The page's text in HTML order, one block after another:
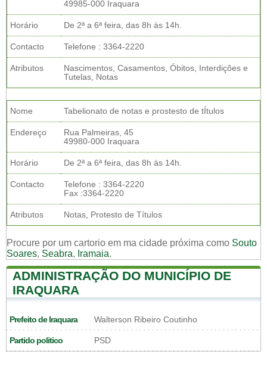
49985-000 Iraquara
Horário De 2ª a 6ª feira, das 8h às 14h.
Contacto Telefone : 3364-2220
Atributos
Nascimentos, Casamentos, Óbitos, Interdições e
Tutelas, Notas
Nome Tabelionato de notas e prostesto de tÍtulos
Endereço
Rua Palmeiras, 45
49980-000 Iraquara
Horário De 2ª a 6ª feira, das 8h às 14h.
Contacto
Telefone : 3364-2220
Fax :3364-2220
Atributos Notas, Protesto de Títulos
Procure por um cartorio em ma cidade próxima como Souto
Soares, Seabra, Iramaia.
ADMINISTRAÇÃO DO MUNICÍPIO DE
IRAQUARA
Prefeito de Iraquara Walterson Ribeiro Coutinho
Partido politico PSD